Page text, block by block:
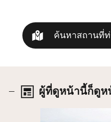
ค้นหาสถานที่ท่
ผู้ที่ดูหน้านี้ก็ดูห